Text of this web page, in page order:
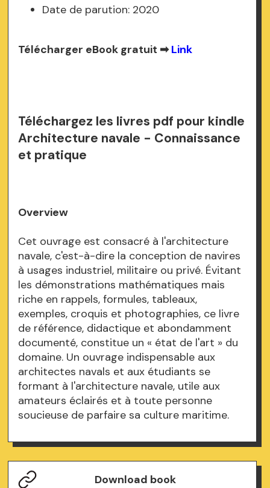
Date de parution: 2020
Télécharger eBook gratuit ➡Link
Téléchargez les livres pdf pour kindle
Architecture navale - Connaissance
et pratique
Overview
Cet ouvrage est consacré à l'architecture
navale, c'est-à-dire la conception de navires
à usages industriel, militaire ou privé. Évitant
les démonstrations mathématiques mais
riche en rappels, formules, tableaux,
exemples, croquis et photographies, ce livre
de référence, didactique et abondamment
documenté, constitue un « état de l'art » du
domaine. Un ouvrage indispensable aux
architectes navals et aux étudiants se
formant à l'architecture navale, utile aux
amateurs éclairés et à toute personne
soucieuse de parfaire sa culture maritime.
Download book